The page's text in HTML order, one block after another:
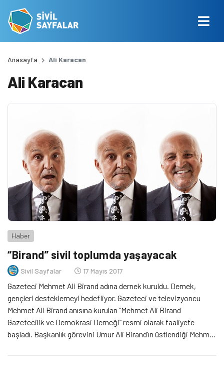
Anasayfa Ali Karacan
Ali Karacan
Haber
“Birand” sivil toplumda yaşayacak
Sivil Sayfalar 17 Mayıs 2017
Gazeteci Mehmet Ali Birand adına dernek kuruldu. Dernek,
gençleri desteklemeyi hedefliyor. Gazeteci ve televizyoncu
Mehmet Ali Birand anısına kurulan “Mehmet Ali Birand
Gazetecilik ve Demokrasi Derneği” resmi olarak faaliyete
başladı. Başkanlık görevini Umur Ali Birand’ın üstlendiği Mehmet
gazeteciliğin desteklenmesi amacıyla kuruldu. 17 Ocak 2013’te